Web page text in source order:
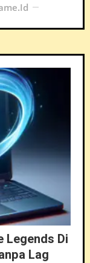
Legends Di
Lag